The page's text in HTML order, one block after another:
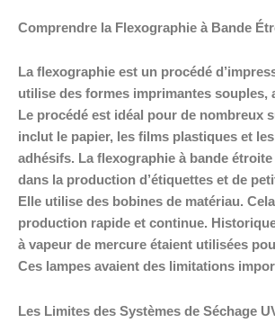
Comprendre la Flexographie à Bande
La flexographie est un procédé
utilise des formes imprimantes souples,
Le procédé est idéal pour de nombreux
inclut le papier, les films plastiques et
adhésifs. La flexographie à bande
dans la production d’étiquettes et de
Elle utilise des bobines de matériau.
production rapide et continue.
à vapeur de mercure étaient utilisées
Ces lampes avaient des limitations
Les Limites des Systèmes de Séchage